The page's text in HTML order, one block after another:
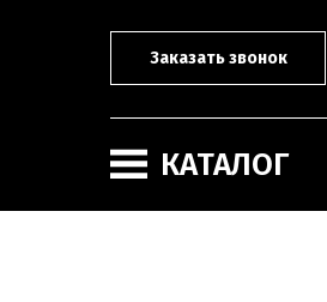
Заказать звонок
КАТАЛОГ